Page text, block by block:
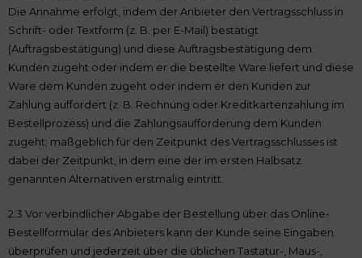
Die Annahme erfolgt, indem der Anbieter den Vertragsschluss in
Schrift- oder Textform (z. B. per E-Mail) bestätigt
(Auftragsbestätigung) und diese Auftragsbestätigung dem
Kunden zugeht oder indem er die bestellte Ware liefert und diese
Ware dem Kunden zugeht oder indem er den Kunden zur
Zahlung auffordert (z. B. Rechnung oder Kreditkartenzahlung im
Bestellprozess) und die Zahlungsaufforderung dem Kunden
zugeht; maßgeblich für den Zeitpunkt des Vertragsschlusses ist
dabei der Zeitpunkt, in dem eine der im ersten Halbsatz
genannten Alternativen erstmalig eintritt.
2.3 Vor verbindlicher Abgabe der Bestellung über das Online-
Bestellformular des Anbieters kann der Kunde seine Eingaben
überprüfen und jederzeit über die üblichen Tastatur-, Maus-,